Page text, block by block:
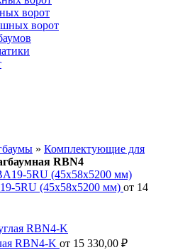
ворот
ворот
» Комплектующие для
RBN4
5RU (45х58х5200 мм) от 14
RBN4-K от 15 330,00 ₽